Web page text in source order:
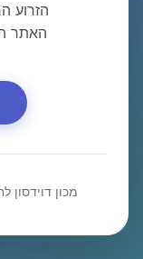
הזרוע
האתר
מכון דוידסון